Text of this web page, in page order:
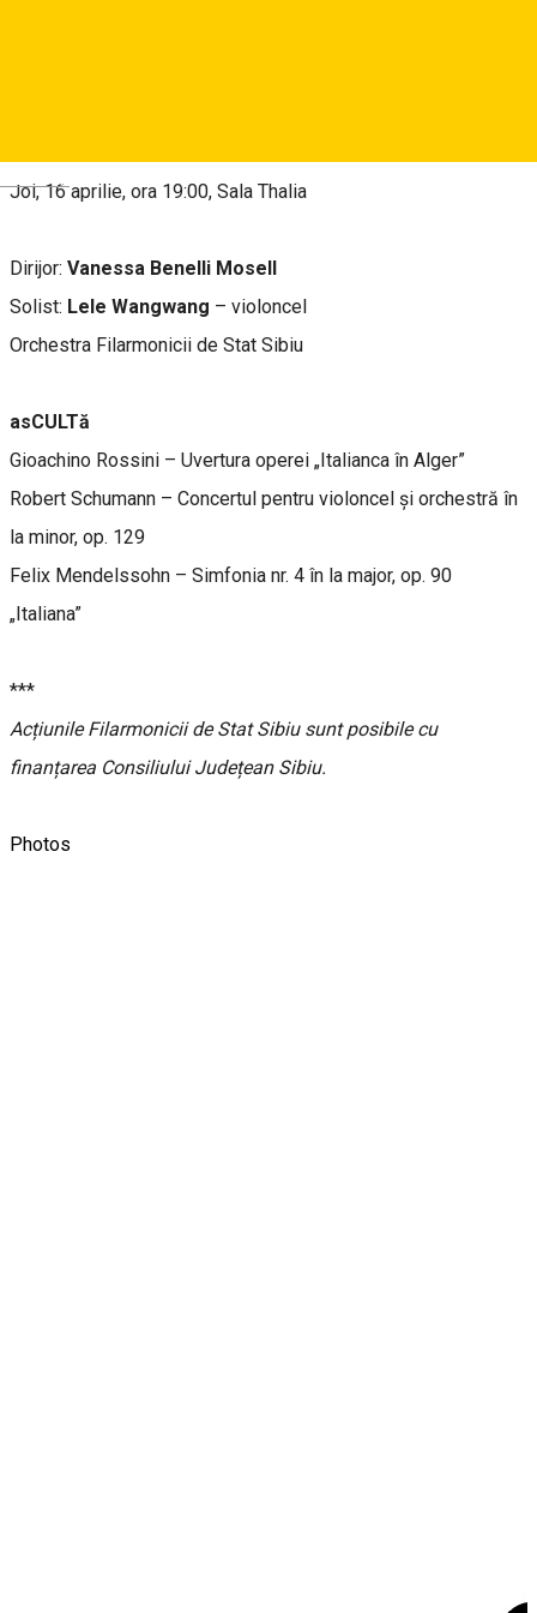
Deutsch
Joi, 16 aprilie, ora 19:00, Sala Thalia
Dirijor: Vanessa Benelli Mosell
Solist: Lele Wangwang – violoncel
Orchestra Filarmonicii de Stat Sibiu
asCULTă
Gioachino Rossini – Uvertura operei „Italianca în Alger”
Robert Schumann – Concertul pentru violoncel și orchestră în
la minor, op. 129
Felix Mendelssohn – Simfonia nr. 4 în la major, op. 90
„Italiana”
***
Acțiunile Filarmonicii de Stat Sibiu sunt posibile cu
finanțarea Consiliului Județean Sibiu.
Photos